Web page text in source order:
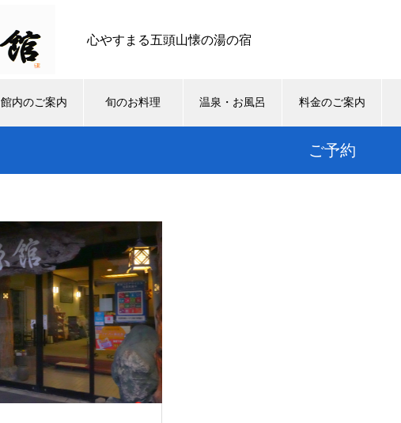
心やすまる五頭山懐の湯の宿
館内のご案内 旬のお料理 温泉・お風呂 料金のご案内
ご予約